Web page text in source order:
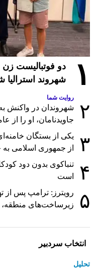
۱
شهروند استرالیا
۲
روایت شما
شهروندان در واکنش
جاویدنامان، او را از
۳
یکی از بستگان
از جمهوری اسلامی
۴
تنباکوی بدون دود
است
۵
رویترز: ترامپ پس از
زیرساخت‌های
انتخاب سردبیر
تحلیل